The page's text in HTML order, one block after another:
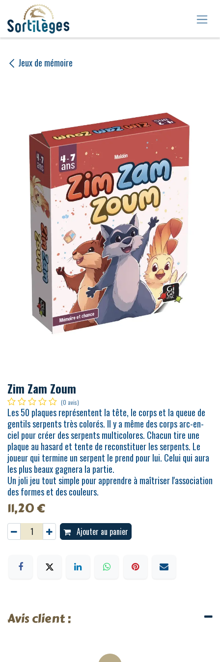
Se rendre au contenu
Jeux de mémoire
Zim Zam Zoum
(0 avis)
Les 50 plaques représentent la tête, le corps et la queue de
gentils serpents très colorés. Il y a même des corps arc-en-
ciel pour créer des serpents multicolores. Chacun tire une
plaque au hasard et tente de reconstituer les serpents. Le
joueur qui termine un serpent le prend pour lui. Celui qui aura
les plus beaux gagnera la partie.
Un joli jeu tout simple pour apprendre à maîtriser l'association
des formes et des couleurs.
11,20€
Ajouter au panier
Avis client :